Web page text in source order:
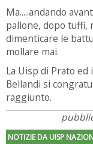
Ma.....andando
pallone, dopo tuffi,
dimenticare le
mollare mai.
La Uisp di Prato ed
Bellandi si
raggiunto.
NOTIZIE DA UISP